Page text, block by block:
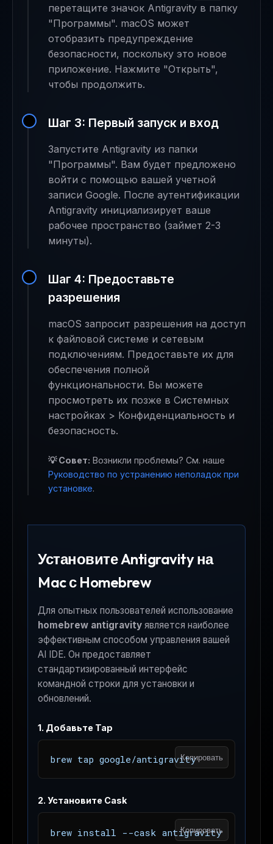
перетащите значок Antigravity в папку
"Программы". macOS может
отобразить предупреждение
безопасности, поскольку это новое
приложение. Нажмите "Открыть",
чтобы продолжить.
Шаг 3: Первый запуск и вход
Запустите Antigravity из папки
"Программы". Вам будет предложено
войти с помощью вашей учетной
записи Google. После аутентификации
Antigravity инициализирует ваше
рабочее пространство (займет 2-3
минуты).
Шаг 4: Предоставьте
разрешения
macOS запросит разрешения на доступ
к файловой системе и сетевым
подключениям. Предоставьте их для
обеспечения полной
функциональности. Вы можете
просмотреть их позже в Системных
настройках > Конфиденциальность и
безопасность.
💡 Совет: Возникли проблемы? См. наше
Руководство по устранению неполадок при
установке.
Установите Antigravity на
Mac с Homebrew
Для опытных пользователей использование
homebrew antigravity является наиболее
эффективным способом управления вашей
AI IDE. Он предоставляет
стандартизированный интерфейс
командной строки для установки и
обновлений.
1. Добавьте Tap
brew tap google/antigravityКопировать
2. Установите Cask
brew install --cask antigravity
Копировать